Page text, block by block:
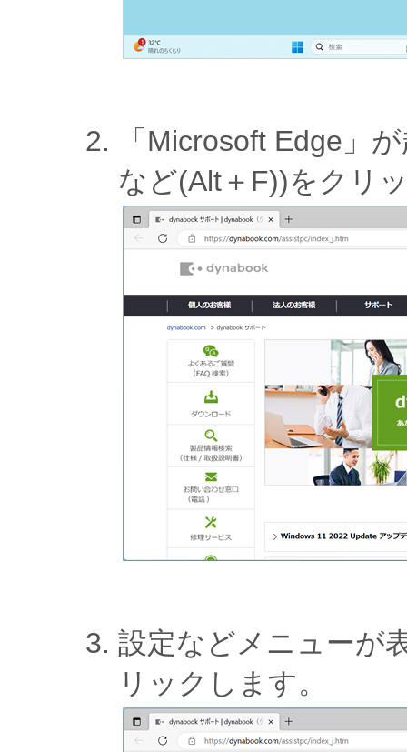
「Microsoft Edge」
など(Alt＋F))をクリ
設定などメニューが
リックします。